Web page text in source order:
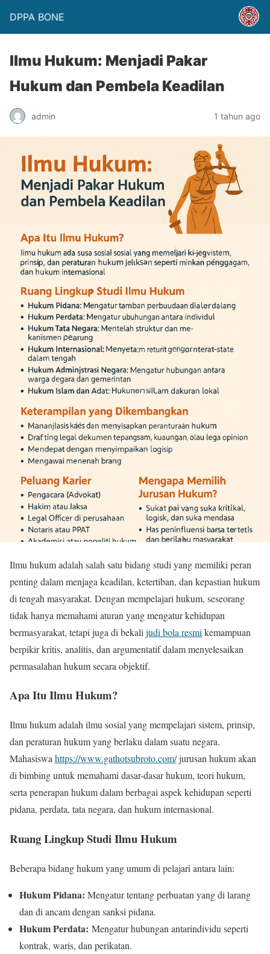
DPPA BONE
Ilmu Hukum: Menjadi Pakar
Hukum dan Pembela Keadilan
admin 1 tahun ago
Ilmu hukum adalah salah satu bidang studi yang memiliki peran
penting dalam menjaga keadilan, ketertiban, dan kepastian hukum
di tengah masyarakat. Dengan mempelajari hukum, seseorang
tidak hanya memahami aturan yang mengatur kehidupan
bermasyarakat, tetapi juga di bekali judi bola resmi kemampuan
berpikir kritis, analitis, dan argumentatif dalam menyelesaikan
permasalahan hukum secara objektif.
Apa Itu Ilmu Hukum?
Ilmu hukum adalah ilmu sosial yang mempelajari sistem, prinsip,
dan peraturan hukum yang berlaku dalam suatu negara.
Mahasiswa https://www.gathotsubroto.com/jurusan hukum akan
di bimbing untuk memahami dasar-dasar hukum, teori hukum,
serta penerapan hukum dalam berbagai aspek kehidupan seperti
pidana, perdata, tata negara, dan hukum internasional.
Ruang Lingkup Studi Ilmu Hukum
Beberapa bidang hukum yang umum di pelajari antara lain:
Hukum Pidana: Mengatur tentang perbuatan yang di larang
dan di ancam dengan sanksi pidana.
Hukum Perdata: Mengatur hubungan antarindividu seperti
kontrak, waris, dan perikatan.